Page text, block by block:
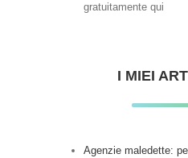
gratuitamente qui
I MIEI
Agenzie maledette: